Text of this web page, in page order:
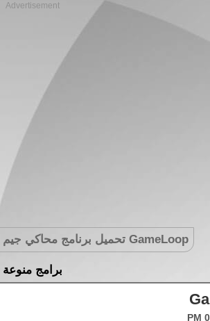
Advertisement
GameLoop تحميل برنامج محاكي
برامج منوعة